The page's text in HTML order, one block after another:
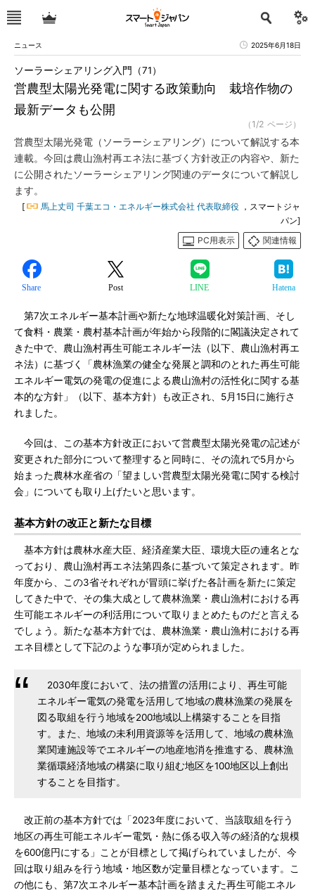
ニュース 2025年6月18日
営農型太陽光発電に関する政策動向 栽培作物の
最新データも公開
ソーラーシェアリング入門（71）
（1/2 ページ）
営農型太陽光発電（ソーラーシェアリング）について解説する本
連載。今回は農山漁村再エネ法に基づく方針改正の内容や、新た
に公開されたソーラーシェアリング関連のデータについて解説し
ます。
[ 馬上丈司 千葉エコ・エネルギー株式会社 代表取締役 ，スマートジャ
パン]
PC用表示
関連情報
Share Post LINE Hatena
第7次エネルギー基本計画や新たな地球温暖化対策計画、そし
て食料・農業・農村基本計画が年始から段階的に閣議決定されて
きた中で、農山漁村再生可能エネルギー法（以下、農山漁村再エ
ネ法）に基づく「農林漁業の健全な発展と調和のとれた再生可能
エネルギー電気の発電の促進による農山漁村の活性化に関する基
本的な方針」（以下、基本方針）も改正され、5月15日に施行さ
れました。
今回は、この基本方針改正において営農型太陽光発電の記述が
変更された部分について整理すると同時に、その流れで5月から
始まった農林水産省の「望ましい営農型太陽光発電に関する検討
会」についても取り上げたいと思います。
基本方針の改正と新たな目標
基本方針は農林水産大臣、経済産業大臣、環境大臣の連名とな
っており、農山漁村再エネ法第四条に基づいて策定されます。昨
年度から、この3省それぞれが冒頭に挙げた各計画を新たに策定
してきた中で、その集大成として農林漁業・農山漁村における再
生可能エネルギーの利活用について取りまとめたものだと言える
でしょう。新たな基本方針では、農林漁業・農山漁村における再
エネ目標として下記のような事項が定められました。
2030年度において、法の措置の活用により、再生可能
エネルギー電気の発電を活用して地域の農林漁業の発展を
図る取組を行う地域を200地域以上構築することを目指
す。また、地域の未利用資源等を活用して、地域の農林漁
業関連施設等でエネルギーの地産地消を推進する、農林漁
業循環経済地域の構築に取り組む地区を100地区以上創出
することを目指す。
改正前の基本方針では「2023年度において、当該取組を行う
地区の再生可能エネルギー電気・熱に係る収入等の経済的な規模
を600億円にする」ことが目標として掲げられていましたが、今
回は取り組みを行う地域・地区数が定量目標となっています。こ
の他にも、第7次エネルギー基本計画を踏まえた再生可能エネル